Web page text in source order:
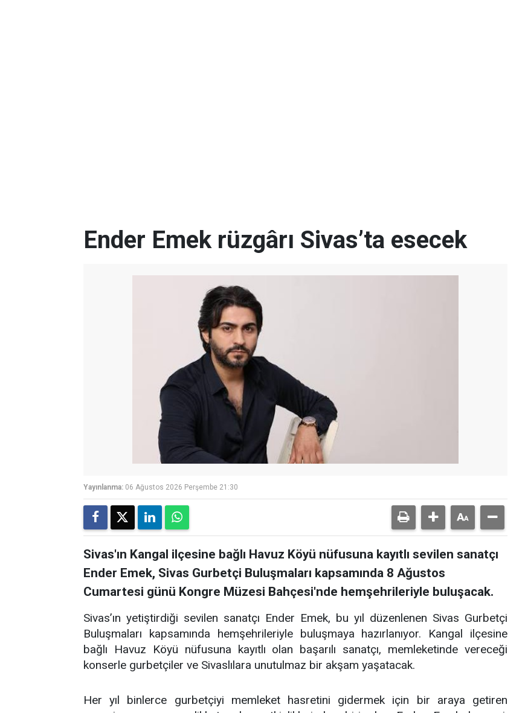
Ender Emek rüzgârı Sivas’ta esecek
Yayınlanma: 06 Ağustos 2026 Perşembe 21:30
Sivas'ın Kangal ilçesine bağlı Havuz Köyü nüfusuna kayıtlı sevilen sanatçı
Ender Emek, Sivas Gurbetçi Buluşmaları kapsamında 8 Ağustos
Cumartesi günü Kongre Müzesi Bahçesi'nde hemşehrileriyle buluşacak.
Sivas’ın yetiştirdiği sevilen sanatçı Ender Emek, bu yıl düzenlenen Sivas Gurbetçi
Buluşmaları kapsamında hemşehrileriyle buluşmaya hazırlanıyor. Kangal ilçesine
bağlı Havuz Köyü nüfusuna kayıtlı olan başarılı sanatçı, memleketinde vereceği
konserle gurbetçiler ve Sivaslılara unutulmaz bir akşam yaşatacak.
Her yıl binlerce gurbetçiyi memleket hasretini gidermek için bir araya getiren